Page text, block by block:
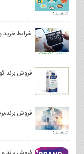
شرایط خرید
فروش برند
فروش